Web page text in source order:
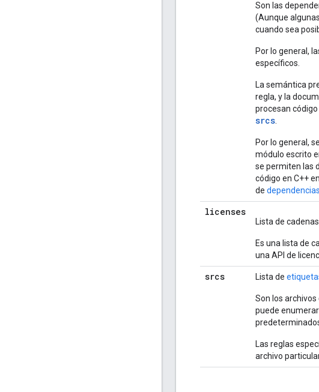
Son las
(Aunque
cuando sea
Por lo general,
específicos.
La semántica
regla, y la
procesan
srcs
Por lo general,
módulo escrito
se permiten las
código en C++
de dependencias
licenses
Lista de
Es una lista de
una API de
srcs Lista de
Son los
puede
Las reglas
archivo